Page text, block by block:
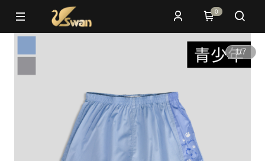
0
1/7